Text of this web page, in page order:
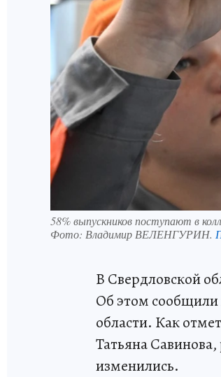
58% выпускников поступают в
Фото: Владимир ВЕЛЕНГУРИН.
В Свердловской
Об этом
области. Как
Татьяна
изменились.